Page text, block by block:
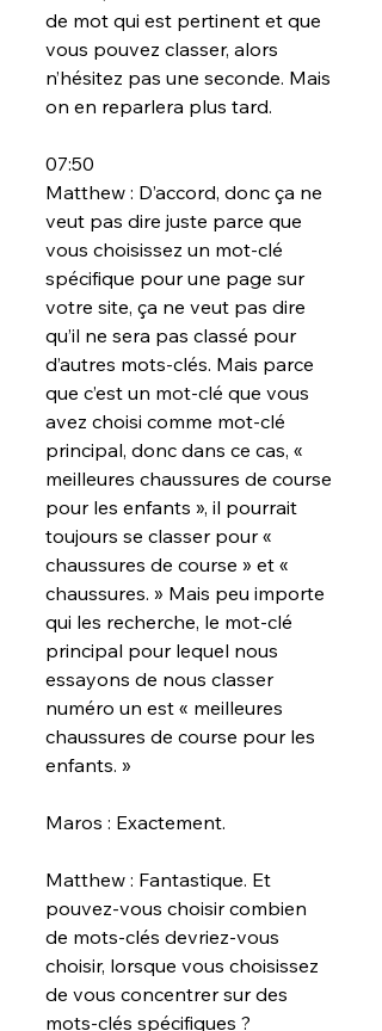
de mot qui est pertinent et que
vous pouvez classer, alors
n’hésitez pas une seconde. Mais
on en reparlera plus tard.
07:50
Matthew : D’accord, donc ça ne
veut pas dire juste parce que
vous choisissez un mot-clé
spécifique pour une page sur
votre site, ça ne veut pas dire
qu’il ne sera pas classé pour
d’autres mots-clés. Mais parce
que c’est un mot-clé que vous
avez choisi comme mot-clé
principal, donc dans ce cas, «
meilleures chaussures de course
pour les enfants », il pourrait
toujours se classer pour «
chaussures de course » et «
chaussures. » Mais peu importe
qui les recherche, le mot-clé
principal pour lequel nous
essayons de nous classer
numéro un est « meilleures
chaussures de course pour les
enfants. »
Maros : Exactement.
Matthew : Fantastique. Et
pouvez-vous choisir combien
de mots-clés devriez-vous
choisir, lorsque vous choisissez
de vous concentrer sur des
mots-clés spécifiques ?